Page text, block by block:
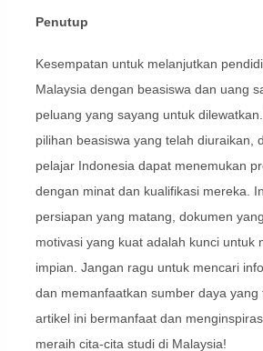
Penutup
Kesempatan untuk melanjutkan
Malaysia dengan beasiswa dan uang
peluang yang sayang untuk
pilihan beasiswa yang telah diuraikan,
pelajar Indonesia dapat menemukan
dengan minat dan kualifikasi mereka.
persiapan yang matang, dokumen
motivasi yang kuat adalah kunci untuk
impian. Jangan ragu untuk mencari
dan memanfaatkan sumber daya yang
artikel ini bermanfaat dan
meraih cita-cita studi di Malaysia!